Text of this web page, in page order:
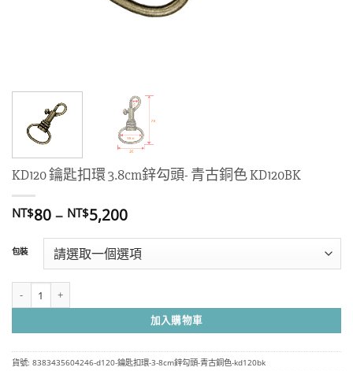
KD120 鑰匙扣環 3.8cm鋅勾頭- 青古銅色 KD120BK
NT$80– NT$5,200價
範
圍：
NT$80
NT$5,200
包裝
加入購物車
貨號: 8383435604246-d120-鑰匙扣環-3-8cm鋅勾頭-青古銅色-kd120bk